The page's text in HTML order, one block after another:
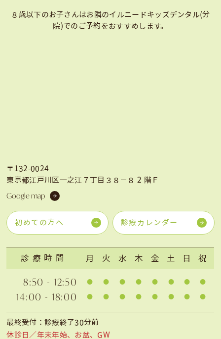
８歳以下のお子さんはお隣のイルニードキッズデンタル(分
院)での ご予約をおすすめします。
〒132-0024
東京都江戸川区一之江７丁目３８−８ 2 階Ｆ
Google map
初めての方へ 診療カレンダー
診療時間 月 火 水 木 金 土 日 祝
8:50 - 12:50
14:00 - 18:00
最終受付：診療終了30分前
休診日／年末年始、お盆、GW